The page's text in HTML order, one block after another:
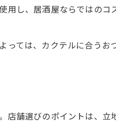
用し、居酒屋ならではのコ
っては、カクテルに合うお
舗選びのポイントは、立